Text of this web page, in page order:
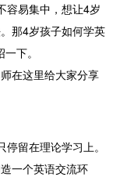
易集中，想让4岁
那4岁孩子如何学英
下。
在这里给大家分享
留在理论学习上。
一个英语交流环